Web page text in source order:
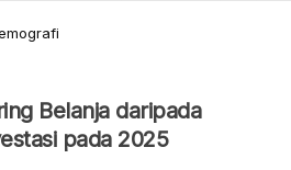
Belanja daripada
pada 2025